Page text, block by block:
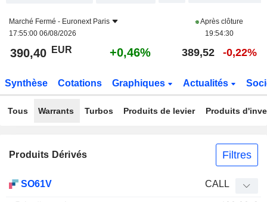
Marché Fermé - Euronext Paris
17:55:00 06/08/2026
Après clôture
19:54:30
390,40 EUR +0,46% 389,52 -0,22%
Synthèse Cotations Graphiques Actualités
Tous Warrants Turbos Produits de levier Produits
Produits Dérivés Filtres
SO61V CALL